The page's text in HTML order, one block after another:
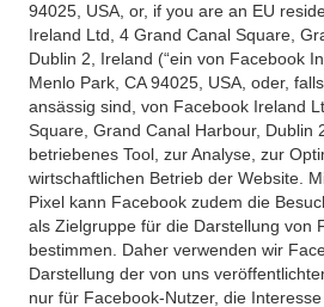
94025, USA, or, if you are an EU
Ireland Ltd, 4 Grand Canal Square,
Dublin 2, Ireland (“ein von Facebook
Menlo Park, CA 94025, USA, oder,
ansässig sind, von Facebook Ireland
Square, Grand Canal Harbour, Dublin
betriebenes Tool, zur Analyse, zur
wirtschaftlichen Betrieb der Website.
Pixel kann Facebook zudem die
als Zielgruppe für die Darstellung von
bestimmen. Daher verwenden wir
Darstellung der von uns
nur für Facebook-Nutzer, die